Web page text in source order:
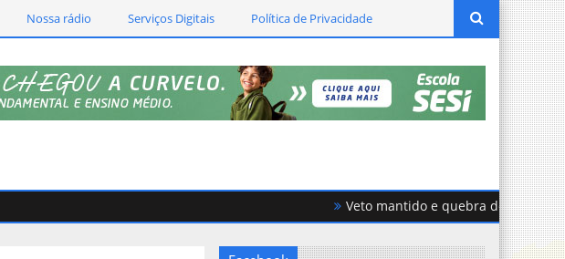
Nossa rádio Serviços Digitais Política de Privacidade
Veto mantido e quebra de acordo